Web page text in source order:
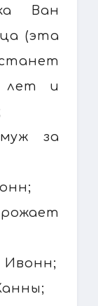
Ван
(эта
лет и
за
Ивонн;